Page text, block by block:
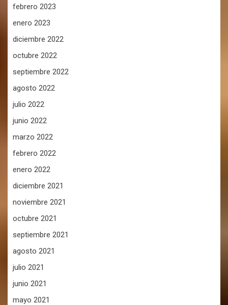
febrero 2023
enero 2023
diciembre 2022
octubre 2022
septiembre 2022
agosto 2022
julio 2022
junio 2022
marzo 2022
febrero 2022
enero 2022
diciembre 2021
noviembre 2021
octubre 2021
septiembre 2021
agosto 2021
julio 2021
junio 2021
mayo 2021